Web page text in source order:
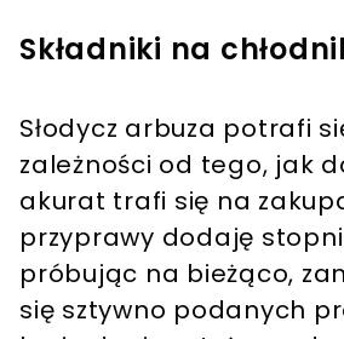
Składniki na
Słodycz arbuza potrafi
zależności od tego, jak
akurat trafi się na
przyprawy dodaję
próbując na bieżąco,
się sztywno podanych